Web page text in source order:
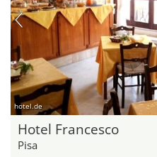
hotel.de
Hotel Francesco
Pisa